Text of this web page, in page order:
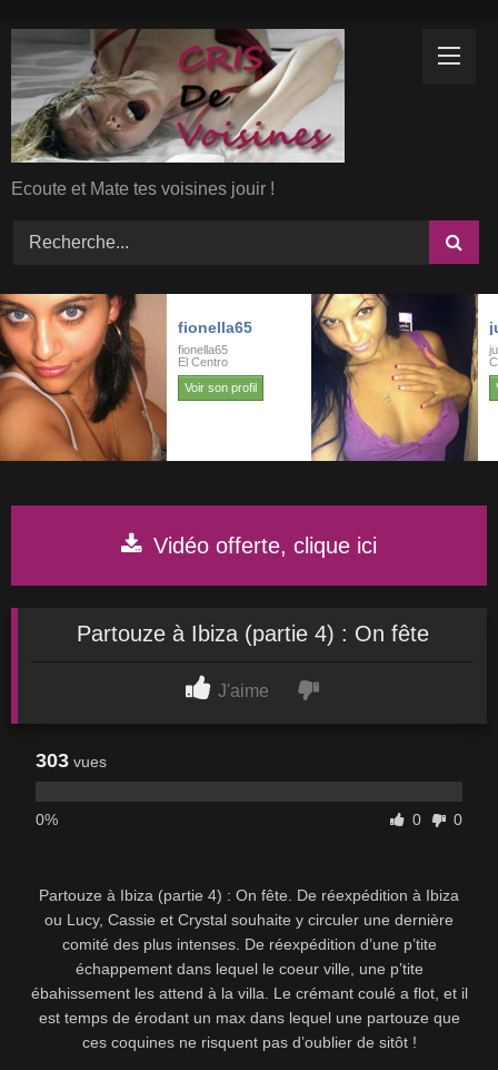
content
Ecoute et Mate tes voisines jouir !
Vidéo offerte, clique ici
Partouze à Ibiza (partie 4) : On fête
J'aime
303 vues
0% 0 0
Partouze à Ibiza (partie 4) : On fête. De réexpédition à Ibiza
ou Lucy, Cassie et Crystal souhaite y circuler une dernière
comité des plus intenses. De réexpédition d’une p’tite
échappement dans lequel le coeur ville, une p’tite
ébahissement les attend à la villa. Le crémant coulé a flot, et il
est temps de érodant un max dans lequel une partouze que
ces coquines ne risquent pas d’oublier de sitôt !